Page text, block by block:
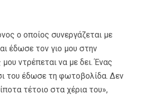
ο οποίος συνεργάζεται με
έδωσε τον γιο μου στην
ντρέπεται να με δει. Ένας
του έδωσε τη φωτοβολίδα. Δεν
τέτοιο στα χέρια του»,